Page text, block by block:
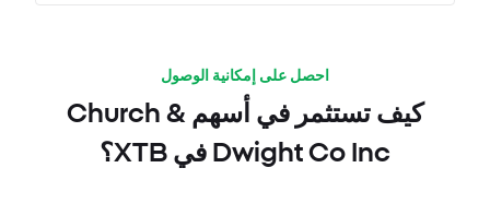
احصل على إمكانية الوصول
كيف تستثمر في أسهم Church &
Dwight Co Inc في XTB؟